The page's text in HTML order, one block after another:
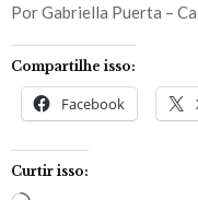
Por Gabriella Puerta –
Compartilhe isso:
Facebook
Curtir isso: